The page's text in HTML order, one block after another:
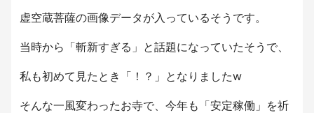
虚空蔵菩薩の画像データが入っているそうです。
当時から「斬新すぎる」と話題になっていたそうで、
私も初めて見たとき「！？」となりましたw
そんな一風変わったお寺で、今年も「安定稼働」を祈